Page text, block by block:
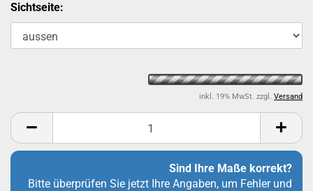
Sichtseite:
inkl. 19% MwSt. zzgl. Versand
Sind Ihre Maße korrekt?
Bitte überprüfen Sie jetzt Ihre Angaben, um Fehler und